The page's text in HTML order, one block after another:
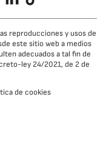
reproducciones y usos de
este sitio web a medios
adecuados a tal fin de
ley 24/2021, de 2 de
de cookies